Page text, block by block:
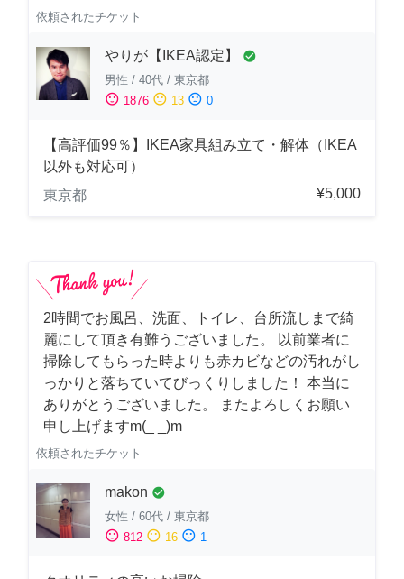
依頼されたチケット
やりが【IKEA認定】 check_circle
男性 / 40代 / 東京都
sentiment_satisfied 1876 sentiment_neutral 13 sentiment_dissatisfied 0
【高評価99％】IKEA家具組み立て・解体（IKEA
以外も対応可）
東京都
¥5,000
2時間でお風呂、洗面、トイレ、台所流しまで綺
麗にして頂き有難うございました。 以前業者に
掃除してもらった時よりも赤カビなどの汚れがし
っかりと落ちていてびっくりしました！ 本当に
ありがとうございました。 またよろしくお願い
申し上げますm(_ _)m
依頼されたチケット
makon check_circle
女性 / 60代 / 東京都
sentiment_satisfied 812 sentiment_neutral 16 sentiment_dissatisfied 1